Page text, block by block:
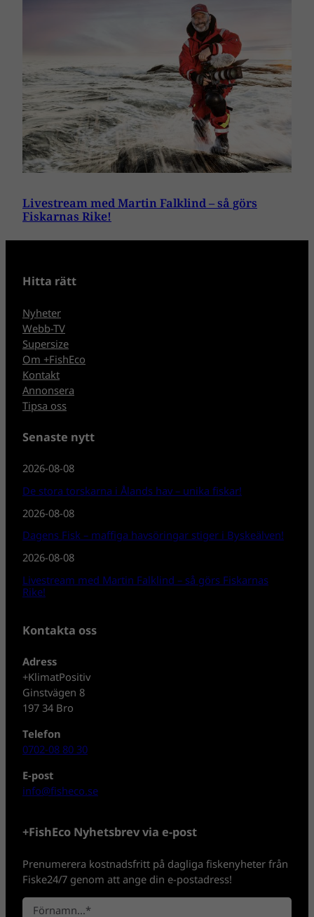
Livestream med Martin Falklind – så görs
Fiskarnas Rike!
Hitta rätt
Nyheter
Webb-TV
Supersize
Om +FishEco
Kontakt
Annonsera
Tipsa oss
Senaste nytt
2026-08-08
De stora torskarna i Ålands hav – unika fiskar!
2026-08-08
Dagens Fisk – maffiga havsöringar stiger i Byskeälven!
2026-08-08
Livestream med Martin Falklind – så görs Fiskarnas
Rike!
Kontakta oss
Adress
+KlimatPositiv
Ginstvägen 8
197 34 Bro
Telefon
0702-08 80 30
E-post
info@fisheco.se
+FishEco Nyhetsbrev via e-post
Prenumerera kostnadsfritt på dagliga fiskenyheter från
Fiske24/7 genom att ange din e-postadress!
N